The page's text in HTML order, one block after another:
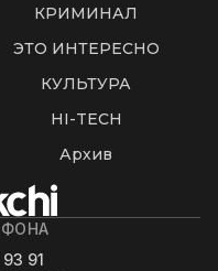
КРИМИНАЛ
ЭТО ИНТЕРЕСНО
КУЛЬТУРА
HI-TECH
Архив
91